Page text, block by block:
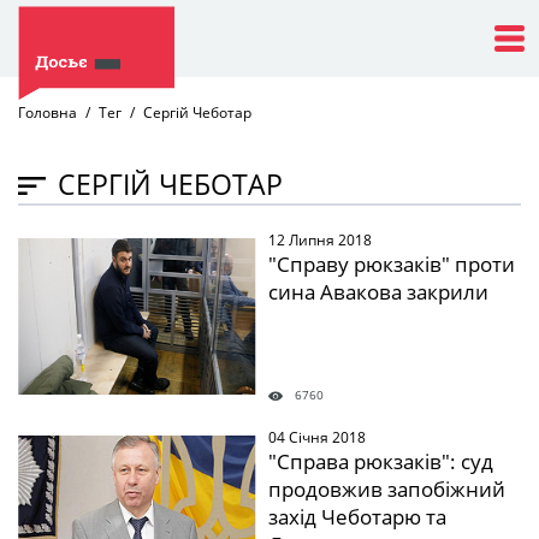
Головна Тег Сергій Чеботар
СЕРГІЙ ЧЕБОТАР
12 Липня 2018
"Справу рюкзаків" проти
сина Авакова закрили
6760
" /> 04 Січня 2018
"Справа рюкзаків": суд
продовжив запобіжний
захід Чеботарю та